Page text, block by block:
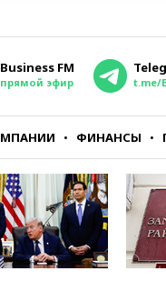
Business FM
прямой эфир t.me/
ФИНАНСЫ